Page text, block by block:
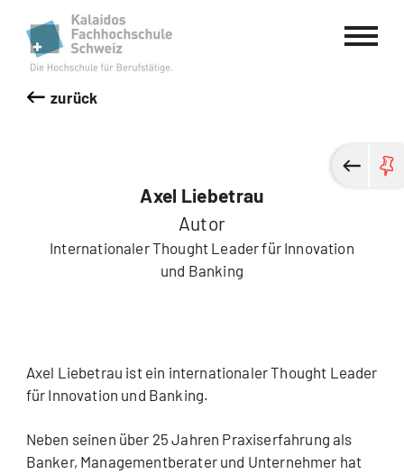
Kalaidos Fachhochschule Schweiz
zurück
Axel Liebetrau
Autor
Internationaler Thought Leader für Innovation
und Banking
Axel Liebetrau ist ein internationaler Thought Leader
für Innovation und Banking.
Neben seinen über 25 Jahren Praxiserfahrung als
Banker, Managementberater und Unternehmer hat